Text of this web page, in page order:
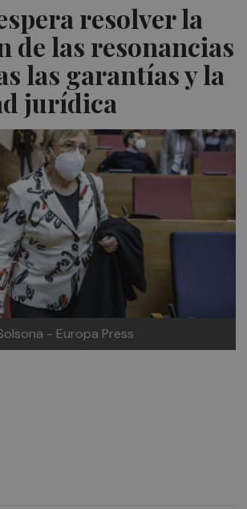
resolver la
de las resonancias
las garantías y la
jurídica
- Europa Press